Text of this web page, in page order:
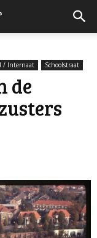
/ Internaat Schoolstraat
de